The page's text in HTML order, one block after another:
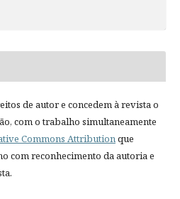
de autor e concedem à revista o
com o trabalho simultaneamente
Commons Attributionque
com reconhecimento da autoria e